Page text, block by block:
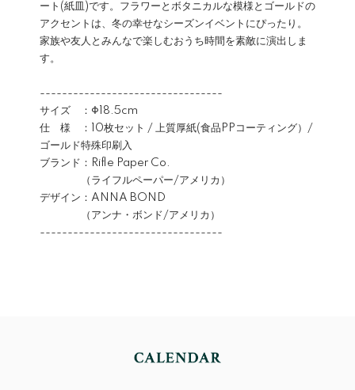
ート(紙皿)です。フラワーとボタニカルな模様とゴールドの
アクセントは、冬の幸せなシーズンイベントにぴったり。
家族や友人とみんなで楽しむおうち時間を素敵に演出しま
す。
---------------------------------
サイズ ：Φ18.5cm
仕 様 ：10枚セット / 上質厚紙(食品PPコーティング）/
ゴールド特殊印刷入
ブランド：Rifle Paper Co.
（ライフルペーパー/アメリカ）
デザイン：ANNA BOND
（アンナ・ボンド/アメリカ）
---------------------------------